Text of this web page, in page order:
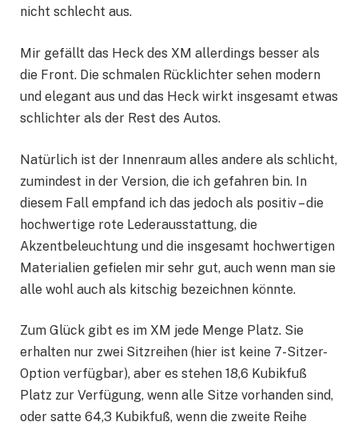
nicht schlecht aus.
Mir gefällt das Heck des XM allerdings besser als
die Front. Die schmalen Rücklichter sehen modern
und elegant aus und das Heck wirkt insgesamt etwas
schlichter als der Rest des Autos.
Natürlich ist der Innenraum alles andere als schlicht,
zumindest in der Version, die ich gefahren bin. In
diesem Fall empfand ich das jedoch als positiv – die
hochwertige rote Lederausstattung, die
Akzentbeleuchtung und die insgesamt hochwertigen
Materialien gefielen mir sehr gut, auch wenn man sie
alle wohl auch als kitschig bezeichnen könnte.
Zum Glück gibt es im XM jede Menge Platz. Sie
erhalten nur zwei Sitzreihen (hier ist keine 7-Sitzer-
Option verfügbar), aber es stehen 18,6 Kubikfuß
Platz zur Verfügung, wenn alle Sitze vorhanden sind,
oder satte 64,3 Kubikfuß, wenn die zweite Reihe